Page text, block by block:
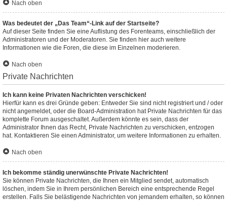
Nach oben
Was bedeutet der „Das Team“-Link auf der Startseite?
Auf dieser Seite finden Sie eine Auflistung des Forenteams, einschließlich der
Administratoren und der Moderatoren. Sie finden hier auch weitere
Informationen wie die Foren, die diese im Einzelnen moderieren.
Nach oben
Private Nachrichten
Ich kann keine Privaten Nachrichten verschicken!
Hierfür kann es drei Gründe geben: Entweder Sie sind nicht registriert und / oder
nicht angemeldet, oder die Board-Administration hat Private Nachrichten für das
komplette Forum ausgeschaltet. Außerdem könnte es sein, dass der
Administrator Ihnen das Recht, Private Nachrichten zu verschicken, entzogen
hat. Kontaktieren Sie einen Administrator, um weitere Informationen zu erhalten.
Nach oben
Ich bekomme ständig unerwünschte Private Nachrichten!
Sie können Private Nachrichten, die Ihnen ein Mitglied sendet, automatisch
löschen, indem Sie in Ihrem persönlichen Bereich eine entsprechende Regel
erstellen. Falls Sie belästigende Nachrichten von jemandem erhalten, so können